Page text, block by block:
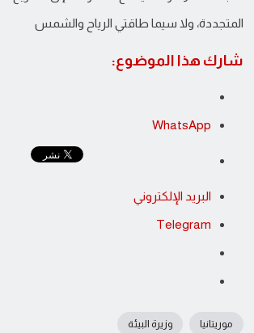
المتجددة، ولا سيما طاقتي الرياح والشمس
شارك هذا الموضوع:
WhatsApp
البريد الإلكتروني
Telegram
موريتانيا وزيرة البيئة